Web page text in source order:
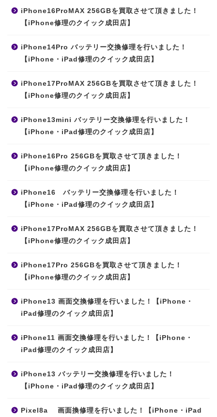
iPhone16ProMAX 256GBを買取させて頂きました！
【iPhone修理のクイック成田店】
iPhone14Pro バッテリー交換修理を行いました！
【iPhone・iPad修理のクイック成田店】
iPhone17ProMAX 256GBを買取させて頂きました！
【iPhone修理のクイック成田店】
iPhone13mini バッテリー交換修理を行いました！
【iPhone・iPad修理のクイック成田店】
iPhone16Pro 256GBを買取させて頂きました！
【iPhone修理のクイック成田店】
iPhone16 バッテリー交換修理を行いました！
【iPhone・iPad修理のクイック成田店】
iPhone17ProMAX 256GBを買取させて頂きました！
【iPhone修理のクイック成田店】
iPhone17Pro 256GBを買取させて頂きました！
【iPhone修理のクイック成田店】
iPhone13 画面交換修理を行いました！【iPhone・
iPad修理のクイック成田店】
iPhone11 画面交換修理を行いました！【iPhone・
iPad修理のクイック成田店】
iPhone13 バッテリー交換修理を行いました！
【iPhone・iPad修理のクイック成田店】
Pixel8a 画面換修理を行いました！【iPhone・iPad